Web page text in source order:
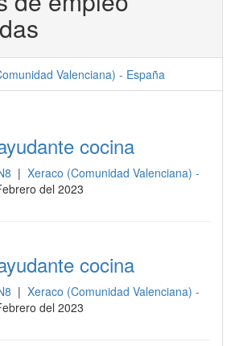
Valenciana) - España
cocina
| Xeraco (Comunidad Valenciana) -
del 2023
cocina
| Xeraco (Comunidad Valenciana) -
del 2023